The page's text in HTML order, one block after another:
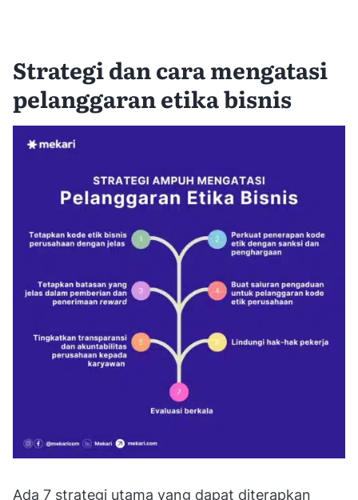
Strategi dan cara mengatasi
pelanggaran etika bisnis
Ada 7 strategi utama yang dapat diterapkan